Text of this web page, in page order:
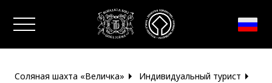
Закрыть окно
Соляная шахта «Величка»
Индивидуальный турист